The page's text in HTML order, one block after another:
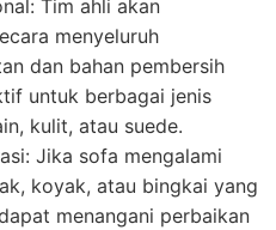
Tim ahli akan
menyeluruh
dan bahan pembersih
untuk berbagai jenis
kulit, atau suede.
Jika sofa mengalami
koyak, atau bingkai yang
menangani perbaikan